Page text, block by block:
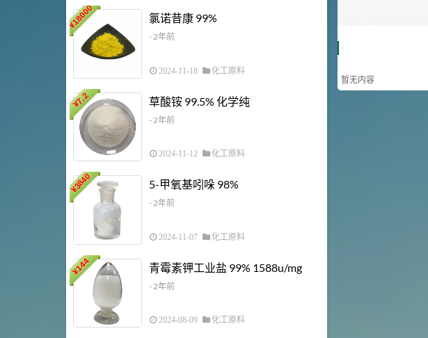
暂无内容
¥
18000 氯诺昔康 99%
- 2年前
2024-11-18 化工原料
¥
7.2 草酸铵 99.5% 化学纯
- 2年前
2024-11-12 化工原料
¥
3840 5-甲氧基吲哚 98%
- 2年前
2024-11-07 化工原料
¥
144 青霉素钾工业盐 99% 1588u/mg
- 2年前
2024-08-09 化工原料